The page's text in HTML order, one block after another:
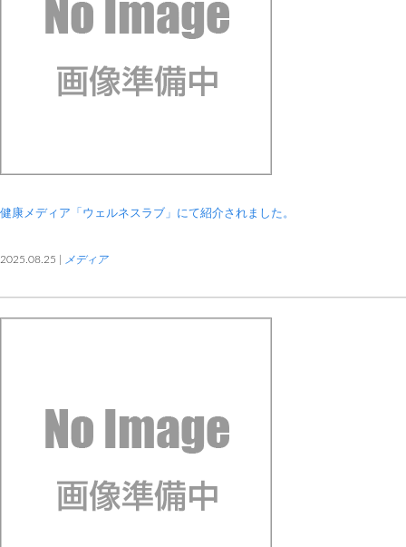
健康メディア「ウェルネスラブ」にて紹介されました。
2025.08.25 | メディア